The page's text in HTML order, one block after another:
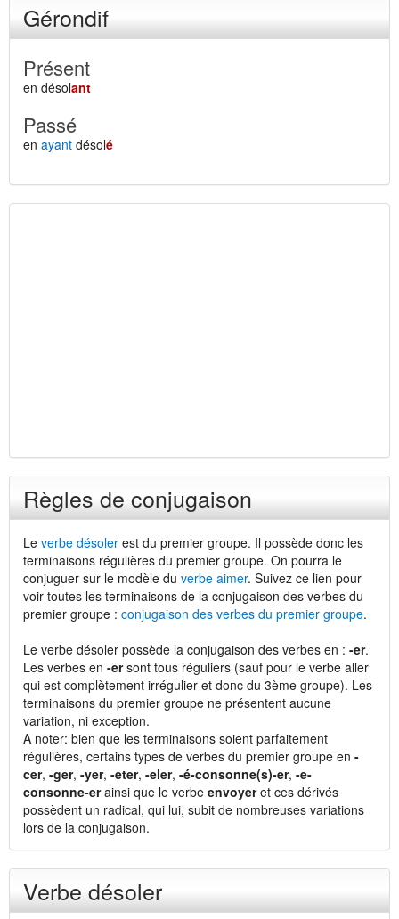
Gérondif
Présent
en désolant
Passé
en ayant désolé
Règles de conjugaison
Le verbe désoler est du premier groupe. Il possède donc les
terminaisons régulières du premier groupe. On pourra le
conjuguer sur le modèle du verbe aimer. Suivez ce lien pour
voir toutes les terminaisons de la conjugaison des verbes du
premier groupe : conjugaison des verbes du premier groupe.
Le verbe désoler possède la conjugaison des verbes en : -er.
Les verbes en -ersont tous réguliers (sauf pour le verbe aller
qui est complètement irrégulier et donc du 3ème groupe). Les
terminaisons du premier groupe ne présentent aucune
variation, ni exception.
A noter: bien que les terminaisons soient parfaitement
régulières, certains types de verbes du premier groupe en -
cer, -ger, -yer, -eter, -eler, -é-consonne(s)-er, -e-
consonne-erainsi que le verbe envoyeret ces dérivés
possèdent un radical, qui lui, subit de nombreuses variations
lors de la conjugaison.
Verbe désoler